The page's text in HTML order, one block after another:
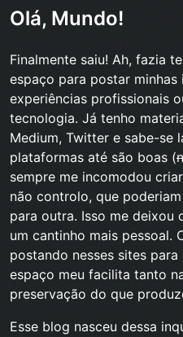
Olá, Mundo!
Finalmente saiu! Ah, fazia
espaço para postar
experiências profissionais
tecnologia. Já tenho
Medium, Twitter e sabe-se
plataformas até são boas (
sempre me incomodou
não controlo, que
para outra. Isso me deixou
um cantinho mais pessoal.
postando nesses sites
espaço meu facilita tanto
preservação do que
Esse blog nasceu dessa